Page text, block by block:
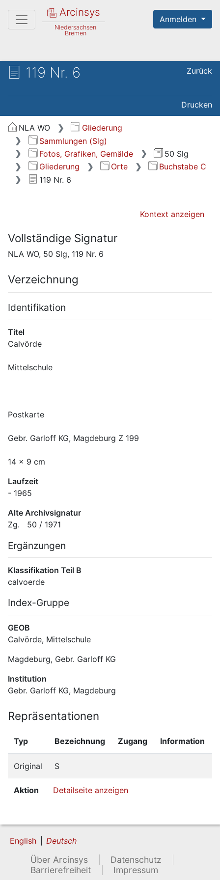
Arcinsys
Niedersachsen
Bremen
Anmelden
119 Nr. 6 Zurück
Drucken
NLA WO
Gliederung
Sammlungen (Slg)
Fotos, Grafiken, Gemälde
50 Slg
Gliederung
Orte
Buchstabe C
119 Nr. 6
Kontext anzeigen
Vollständige Signatur
NLA WO, 50 Slg, 119 Nr. 6
Verzeichnung
Identifikation
Titel
14 x 9 cm
Laufzeit
- 1965
Alte Archivsignatur
Zg.   50 / 1971
Ergänzungen
Klassifikation Teil B
calvoerde
Index-Gruppe
GEOB
Calvörde, Mittelschule
Magdeburg, Gebr. Garloff KG
Institution
Gebr. Garloff KG, Magdeburg
Repräsentationen
Typ Bezeichnung Zugang Information
Original S
Aktion Detailseite anzeigen
English Deutsch
Über Arcinsys
Datenschutz
Barrierefreiheit
Impressum